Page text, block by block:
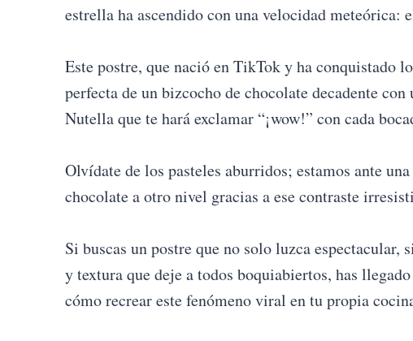
estrella ha ascendido con una velocidad meteórica:
Este postre, que nació en TikTok y ha conquistado
perfecta de un bizcocho de chocolate decadente
Nutella que te hará exclamar “¡wow!” con cada
Olvídate de los pasteles aburridos; estamos ante
chocolate a otro nivel gracias a ese contraste
Si buscas un postre que no solo luzca
y textura que deje a todos boquiabiertos, has
cómo recrear este fenómeno viral en tu propia